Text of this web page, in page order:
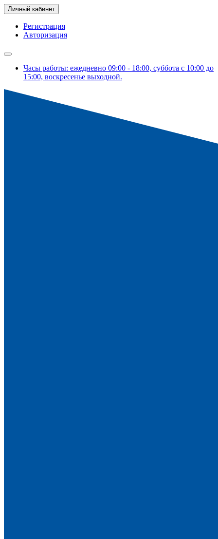
Личный кабинет
Регистрация
Авторизация
Часы работы: ежедневно 09:00 - 18:00, суббота с 10:00 до
15:00, воскресенье выходной.